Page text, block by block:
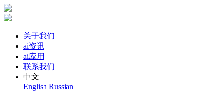
关于我们
ai资讯
ai应用
联系我们
中文
English Russian